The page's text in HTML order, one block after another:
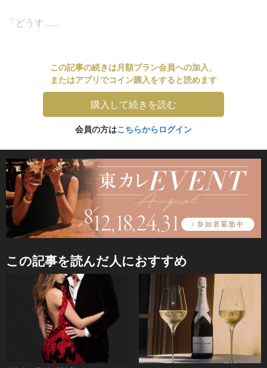
「どうす......
この記事の続きは月額プラン会員への加入、
またはアプリでコイン購入をすると読めます
購入して続きを読む
会員の方はこちらからログイン
この記事を読んだ人におすすめ